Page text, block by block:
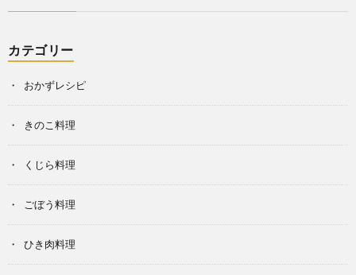
カテゴリー
おかずレシピ
きのこ料理
くじら料理
ごぼう料理
ひき肉料理